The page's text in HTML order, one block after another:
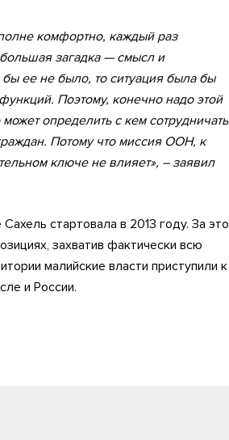
комфортно, каждый раз
загадка — смысл и
ее не было, то ситуация была бы
Поэтому, конечно надо этой
определить с кем сотрудничать
Потому что миссия ООН, к
ключе не влияет», – заявил
стартовала в 2013 году. За это
захватив фактически всю
малийские власти приступили к
и России.